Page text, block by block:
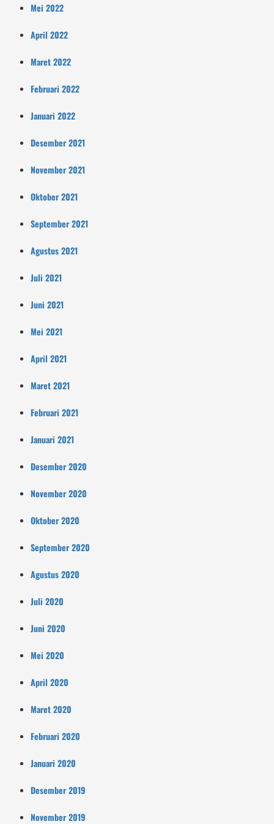
Mei 2022
April 2022
Maret 2022
Februari 2022
Januari 2022
Desember 2021
November 2021
Oktober 2021
September 2021
Agustus 2021
Juli 2021
Juni 2021
Mei 2021
April 2021
Maret 2021
Februari 2021
Januari 2021
Desember 2020
November 2020
Oktober 2020
September 2020
Agustus 2020
Juli 2020
Juni 2020
Mei 2020
April 2020
Maret 2020
Februari 2020
Januari 2020
Desember 2019
November 2019